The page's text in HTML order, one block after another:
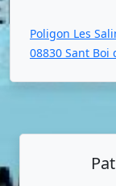
Poligon Les
08830 Sant Boi